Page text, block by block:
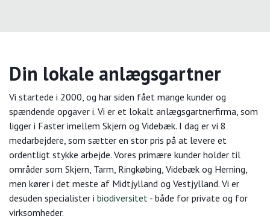
Din lokale anlægsgartner
Vi startede i 2000, og har siden fået mange kunder og
spændende opgaver i. Vi er et lokalt anlægsgartnerfirma, som
ligger i Faster imellem Skjern og Videbæk. I dag er vi 8
medarbejdere, som sætter en stor pris på at levere et
ordentligt stykke arbejde. Vores primære kunder holder til
områder som Skjern, Tarm, Ringkøbing, Videbæk og Herning,
men kører i det meste af Midtjylland og Vestjylland. Vi er
desuden specialister i biodiversitet - både for private og for
virksomheder.